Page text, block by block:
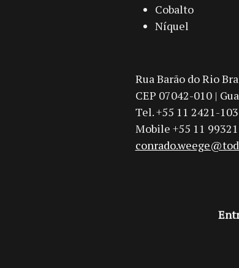
Cobalto
Níquel
Rua Barão do Rio
CEP 07042-010 |
Tel. +55 11 2421-
Mobile +55 11